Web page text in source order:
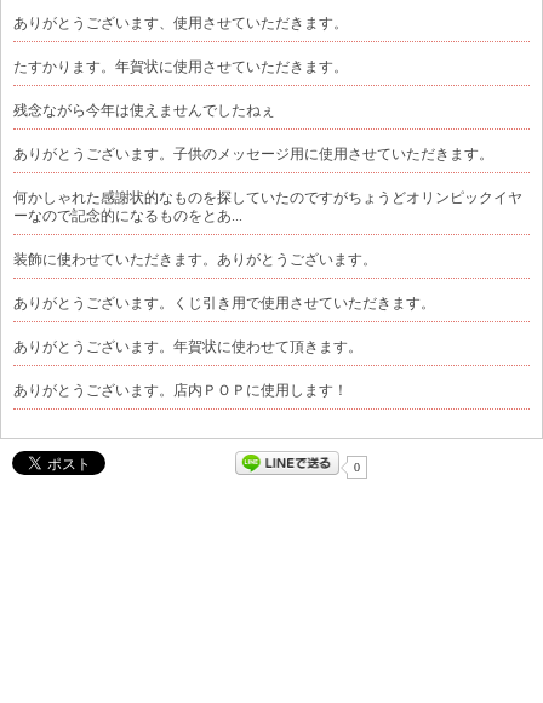
ありがとうございます、使用させていただきます。
たすかります。年賀状に使用させていただきます。
残念ながら今年は使えませんでしたねぇ
ありがとうございます。子供のメッセージ用に使用させていただきます。
何かしゃれた感謝状的なものを探していたのですがちょうどオリンピックイヤ
ーなので記念的になるものをとあ...
装飾に使わせていただきます。ありがとうございます。
ありがとうございます。くじ引き用で使用させていただきます。
ありがとうございます。年賀状に使わせて頂きます。
ありがとうございます。店内ＰＯＰに使用します！
0